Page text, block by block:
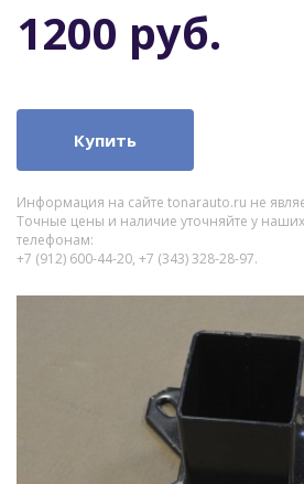
1200 руб.
Купить
Информация на сайте tonarauto.ru не
Точные цены и наличие уточняйте у
телефонам:
+7 (912) 600-44-20, +7 (343) 328-28-97.